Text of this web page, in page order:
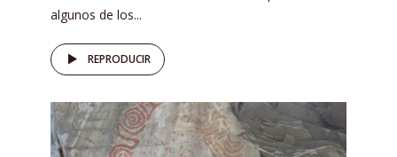
algunos de los...
REPRODUCIR